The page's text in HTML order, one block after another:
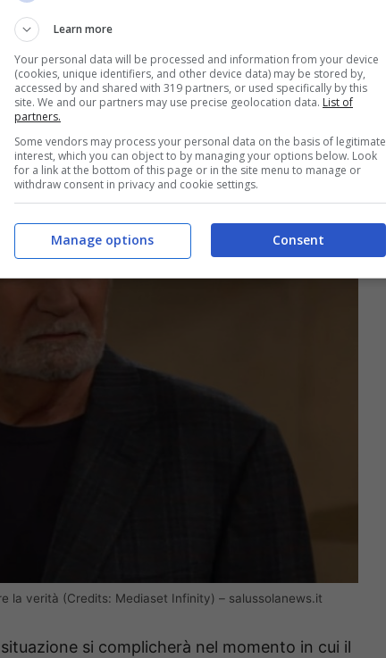
la sfida con Ridge prima che sia troppo
il quale sta lavorando molto nonostante il
Donna ed RJ, l’adorato nipote. Spesso
il suo segreto?
la verità (Credits: Mediaset Infinity) – salussolanews.it
si complicherà nel momento in cui il
Learn more
Your personal data will be processed and information from your device
(cookies, unique identifiers, and other device data) may be stored by,
accessed by and shared with 319 partners, or used specifically by this
site. We and our partners may use precise geolocation data. List of
partners.
Some vendors may process your personal data on the basis of legitimate
interest, which you can object to by managing your options below. Look
for a link at the bottom of this page or in the site menu to manage or
withdraw consent in privacy and cookie settings.
Consent
Manage options